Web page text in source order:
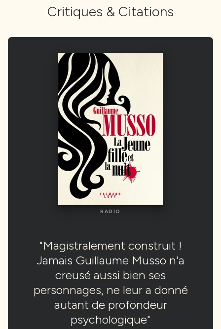
Critiques & Citations
RADIO
"Magistralement construit !
Jamais Guillaume Musso n'a
creusé aussi bien ses
personnages, ne leur a donné
autant de profondeur
psychologique"
RADIO
"Magistralement construit !
Jamais Guillaume Musso n'a
creusé aussi bien ses
personnages, ne leur a donné
autant de profondeur
psychologique"